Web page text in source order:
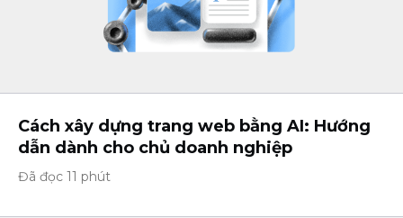
Cách xây dựng trang web bằng AI: Hướng
dẫn dành cho chủ doanh nghiệp
Đã đọc 11 phút